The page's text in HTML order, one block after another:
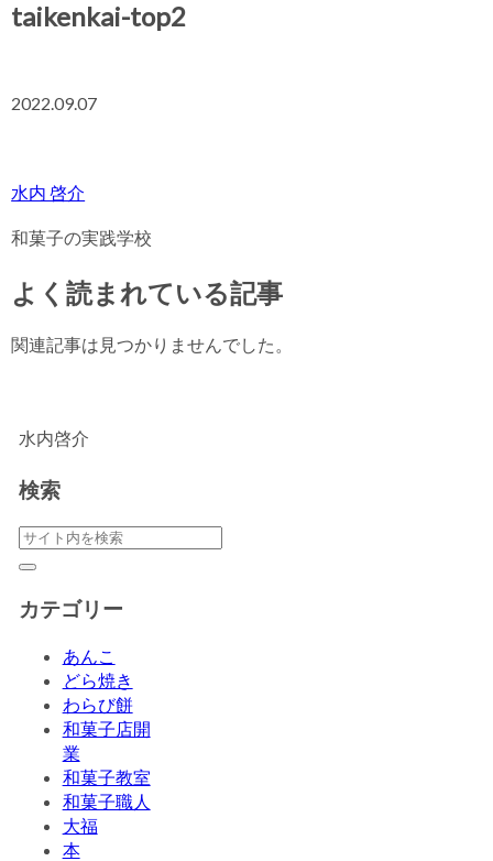
taikenkai-top2
2022.09.07
水内 啓介
和菓子の実践学校
よく読まれている記事
関連記事は見つかりませんでした。
水内啓介
検索
カテゴリー
あんこ
どら焼き
わらび餅
和菓子店開
業
和菓子教室
和菓子職人
大福
本